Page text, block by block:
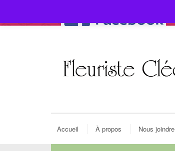
Accueil À propos Nous joindre